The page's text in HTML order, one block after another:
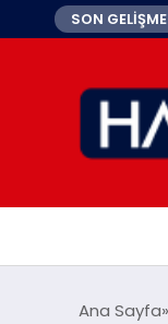
SON GELİŞME
Ana Sayfa